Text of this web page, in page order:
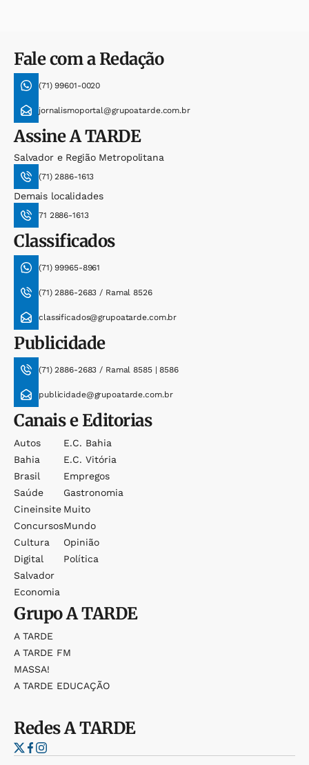
Fale com a Redação
(71) 99601-0020
jornalismoportal@grupoatarde.com.br
AssineA TARDE
Salvador e Região Metropolitana
(71) 2886-1613
Demais localidades
71 2886-1613
Classificados
(71) 99965-8961
(71) 2886-2683 / Ramal 8526
classificados@grupoatarde.com.br
Publicidade
(71) 2886-2683 / Ramal 8585 | 8586
publicidade@grupoatarde.com.br
Canais e Editorias
Autos
Bahia
Brasil
Saúde
Cineinsite
Concursos
Cultura
Digital
Salvador
Economia
E.c. Bahia
E.c. Vitória
Empregos
Gastronomia
Muito
Mundo
Opinião
Política
GrupoA TARDE
A TARDE
A TARDE FM
MASSA!
A TARDE EDUCAÇÃO
RedesA TARDE